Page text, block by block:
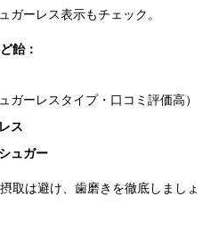
ガーレス表示もチェック。
飴：
ュガーレスタイプ・口コミ評価高）
ス
ュガー
取は避け、歯磨きを徹底しましょ